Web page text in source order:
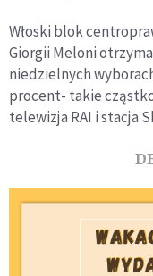
Włoski blok
Giorgii Meloni
niedzielnych
procent- takie
telewizja RAI i stacja